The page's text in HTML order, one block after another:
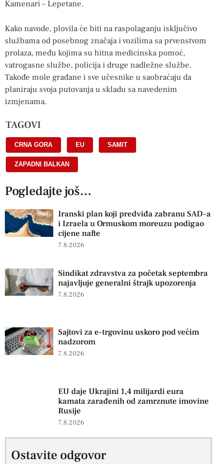
Kamenari – Lepetane.
Kako navode, plovila će biti na raspolaganju isključivo
službama od posebnog značaja i vozilima sa prvenstvom
prolaza, među kojima su hitna medicinska pomoć,
vatrogasne službe, policija i druge nadležne službe.
Takođe mole građane i sve učesnike u saobraćaju da
planiraju svoja putovanja u skladu sa navedenim
izmjenama.
TAGOVI
CRNA GORA EU SAMIT
ZAPADNI BALKAN
Pogledajte još...
Iranski plan koji predviđa zabranu SAD-a
i Izraela u Ormuskom moreuzu podigao
cijene nafte
7.8.2026
Sindikat zdravstva za početak septembra
najavljuje generalni štrajk upozorenja
7.8.2026
Sajtovi za e-trgovinu uskoro pod većim
nadzorom
7.8.2026
EU daje Ukrajini 1,4 milijardi eura
kamata zarađenih od zamrznute imovine
Rusije
7.8.2026
Ostavite odgovor